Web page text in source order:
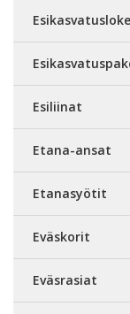
Esiliinat
Etana-ansat
Etanasyötit
Eväskorit
Eväsrasiat